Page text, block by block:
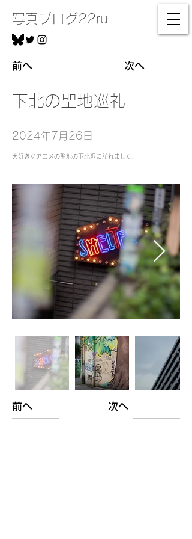
写真ブログ22ru
前へ 次へ
下北の聖地巡礼
2024年7月26日
大好きなアニメの聖地の下北沢に訪れました。
前へ 次へ